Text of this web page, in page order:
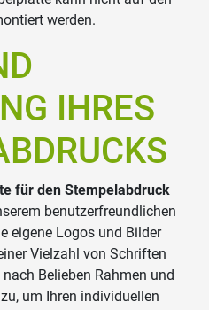
werden.
IHRES
für den Stempelabdruck
benutzerfreundlichen
eigene Logos und Bilder
Vielzahl von Schriften
Belieben Rahmen und
um Ihren individuellen